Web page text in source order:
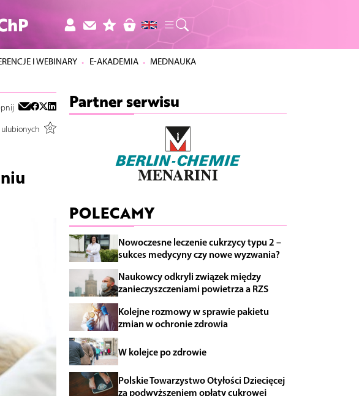
I WEBINARY E-AKADEMIA MEDNAUKA
Partner serwisu
POLECAMY
Nowoczesne leczenie cukrzycy typu 2 –
sukces medycyny czy nowe wyzwania?
Naukowcy odkryli związek między
zanieczyszczeniami powietrza a RZS
Kolejne rozmowy w sprawie pakietu
zmian w ochronie zdrowia
W kolejce po zdrowie
Polskie Towarzystwo Otyłości Dziecięcej
za podwyższeniem opłaty cukrowej